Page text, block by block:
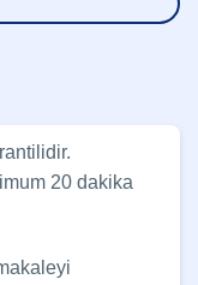
20 dakika